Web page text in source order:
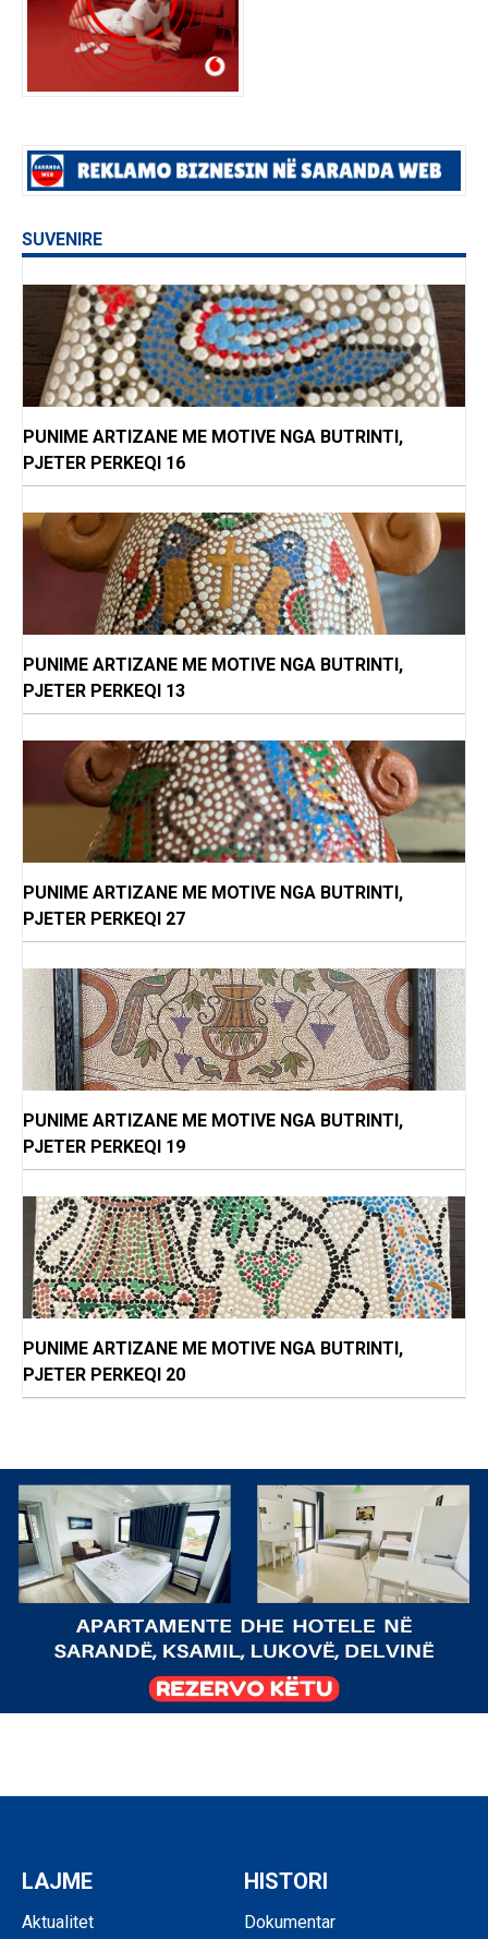
SUVENIRE
PUNIME ARTIZANE ME MOTIVE NGA BUTRINTI,
PJETER PERKEQI 16
PUNIME ARTIZANE ME MOTIVE NGA BUTRINTI,
PJETER PERKEQI 13
PUNIME ARTIZANE ME MOTIVE NGA BUTRINTI,
PJETER PERKEQI 27
PUNIME ARTIZANE ME MOTIVE NGA BUTRINTI,
PJETER PERKEQI 19
PUNIME ARTIZANE ME MOTIVE NGA BUTRINTI,
PJETER PERKEQI 20
LAJME
Aktualitet
HISTORI
Dokumentar